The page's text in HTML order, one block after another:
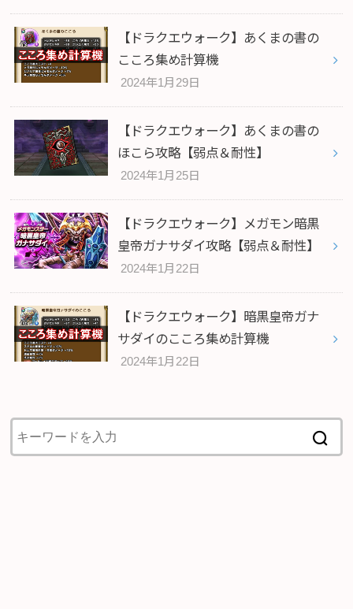
【ドラクエウォーク】あくまの書の
こころ集め計算機
2024年1月29日
【ドラクエウォーク】あくまの書の
ほこら攻略【弱点＆耐性】
2024年1月25日
【ドラクエウォーク】メガモン暗黒
皇帝ガナサダイ攻略【弱点＆耐性】
2024年1月22日
【ドラクエウォーク】暗黒皇帝ガナ
サダイのこころ集め計算機
2024年1月22日